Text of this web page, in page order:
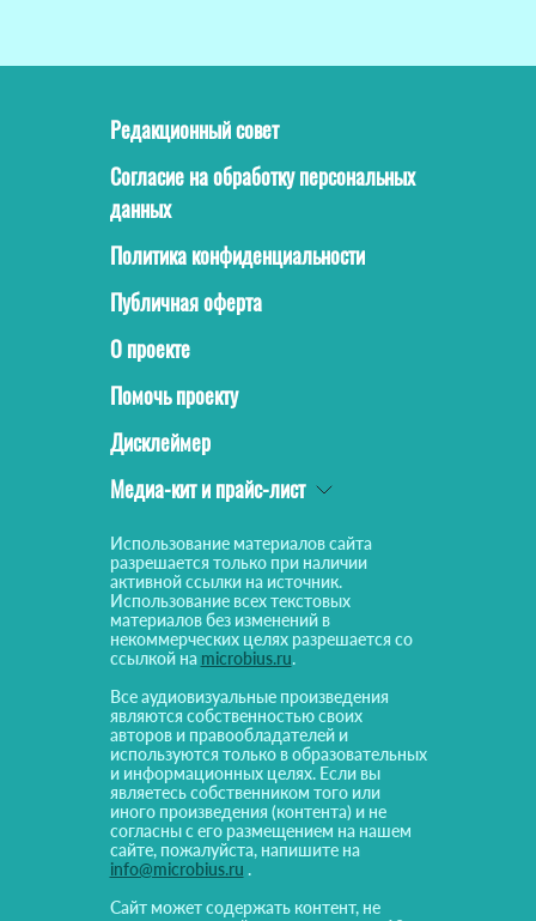
Редакционный совет
Согласие на обработку персональных
данных
Политика конфиденциальности
Публичная оферта
О проекте
Помочь проекту
Дисклеймер
Медиа-кит и прайс-лист
Использование материалов сайта
разрешается только при наличии
активной ссылки на источник.
Использование всех текстовых
материалов без изменений в
некоммерческих целях разрешается со
ссылкой на microbius.ru.
Все аудиовизуальные произведения
являются собственностью своих
авторов и правообладателей и
используются только в образовательных
и информационных целях. Если вы
являетесь собственником того или
иного произведения (контента) и не
согласны с его размещением на нашем
сайте, пожалуйста, напишите на
info@microbius.ru .
Сайт может содержать контент, не